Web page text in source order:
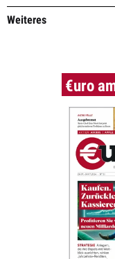
Weiteres
€uro